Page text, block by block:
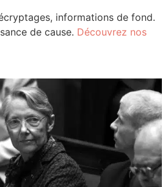
informations de fond.
de cause. Découvrez nos